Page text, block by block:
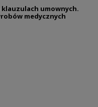
umownych.
medycznych